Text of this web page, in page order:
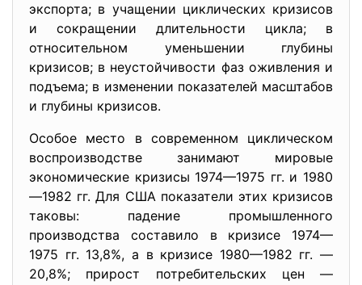
экспорта; в учащении циклических кризисов
и сокращении длительности цикла; в
относительном уменьшении глубины
кризисов; в неустойчивости фаз оживления и
подъема; в изменении показателей масштабов
и глубины кризисов.
Особое место в современном циклическом
воспроизводстве занимают мировые
экономические кризисы 1974—1975 гг. и 1980
—1982 гг. Для США показатели этих кризисов
таковы: падение промышленного
производства составило в кризисе 1974—
1975 гг. 13,8%, а в кризисе 1980—1982 гг. —
20,8%; прирост потребительских цен —